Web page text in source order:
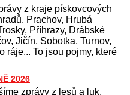
z kraje pískovcových
Prachov, Hrubá
Příhrazy, Drábské
Jičín, Sobotka, Turnov,
ráje... To jsou pojmy, které
2026
zprávy z lesů a luk.